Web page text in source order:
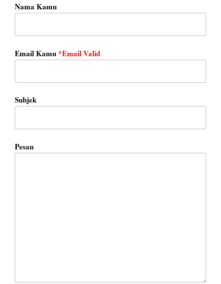
Nama Kamu
Email Kamu *Email Valid
Subjek
Pesan